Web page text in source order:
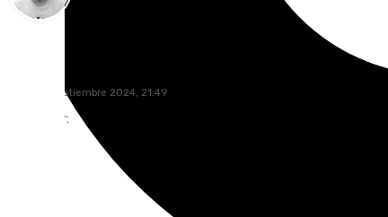
lunes, 16 septiembre 2024, 21:49
Compartir: